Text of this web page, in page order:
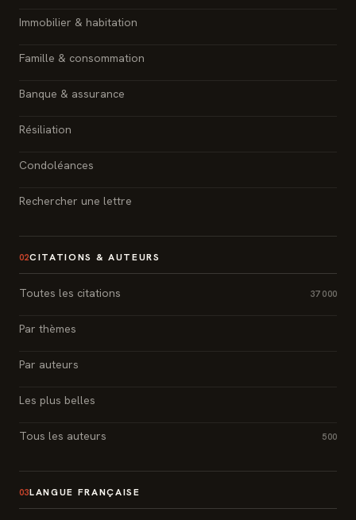
Immobilier & habitation
Famille & consommation
Banque & assurance
Résiliation
Condoléances
Rechercher une lettre
02CITATIONS & AUTEURS
Toutes les citations 37 000
Par thèmes
Par auteurs
Les plus belles
Tous les auteurs 500
03LANGUE FRANÇAISE